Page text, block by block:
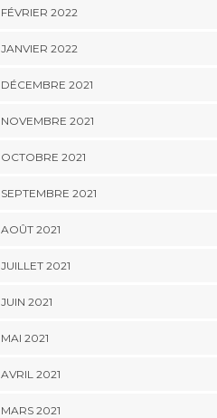
FÉVRIER 2022
JANVIER 2022
DÉCEMBRE 2021
NOVEMBRE 2021
OCTOBRE 2021
SEPTEMBRE 2021
AOÛT 2021
JUILLET 2021
JUIN 2021
MAI 2021
AVRIL 2021
MARS 2021